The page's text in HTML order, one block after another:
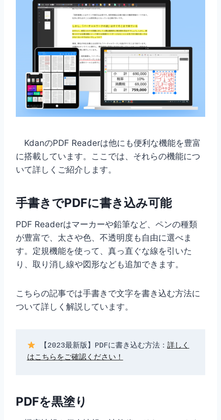
KdanのPDF Readerは他にも便利な機能を豊富
に搭載しています。ここでは、それらの機能につ
いて詳しくご紹介します。
手書きでPDFに書き込み可能
PDF Readerはマーカーや鉛筆など、ペンの種類
が豊富で、太さや色、不透明度も自由に選べま
す。定規機能を使って、真っ直ぐな線を引いた
り、取り消し線や図形なども追加できます。
こちらの記事では手書きで文字を書き込む方法に
ついて詳しく解説しています。
【2023最新版】PDFに書き込む方法： 詳しく
はこちらをご確認ください！
PDFを黒塗り